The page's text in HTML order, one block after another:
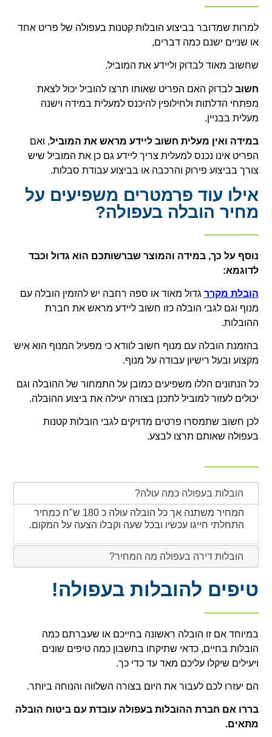
למרות שמדובר בביצוע הובלות קטנות בעפולה של פריט אחד
או שניים ישנם כמה דברים,
שחשוב מאוד לבדוק וליידע את המוביל.
חשוב לבדוק האם הפריט שאותו תרצו להוביל יכול לצאת
מפתחי הדלתות ולחילופין להיכנס למעלית במידה וישנה
מעלית בבניין.
במידה ואין מעלית חשוב ליידע מראש את המוביל, ואם
הפריט אינו נכנס למעלית צריך ליידע גם כן את המוביל שיש
צורך בביצוע פירוק והרכבה או בביצוע עבודת סבלות.
אילו עוד פרמטרים משפיעים על
מחיר הובלה בעפולה?
נוסף על כך, במידה והמוצר שברשותכם הוא גדול וכבד
לדוגמא:
הובלת מקרר גדול מאוד או ספה רחבה יש להזמין הובלה עם
מנוף וגם לגבי הובלה כזו חשוב ליידע מראש את חברת
ההובלות.
בהזמנת הובלה עם מנוף חשוב לוודא כי מפעיל המנוף הוא איש
מקצוע ובעל רישיון עבודה על מנוף.
כל הנתונים הללו משפיעים כמובן על התמחור של ההובלה וגם
יכולים לעזור למוביל לתכנן בצורה יעילה את ביצוע ההובלה.
לכן חשוב שתמסרו פרטים מדויקים לגבי הובלות קטנות
בעפולה שאותם תרצו לבצע.
הובלות בעפולה כמה עולה?
המחיר משתנה אך כל הובלה עולה כ 180 ש"ח כמחיר
התחלתי חייגו עכשיו ובכל שעה וקבלו הצעה על המקום.
הובלות דירה בעפולה מה המחיר?
טיפים להובלות בעפולה!
במיוחד אם זו הובלה ראשונה בחייכם או שעברתם כמה
הובלות בחיים, כדאי שתיקחו בחשבון כמה טיפים שונים
ויעילים שיקלו עליכם מאד עד כדי כך.
הם יעזרו לכם לעבור את היום בצורה השלווה והנוחה ביותר.
בררו אם חברת ההובלות בעפולה עובדת עם ביטוח הובלה
מתאים.